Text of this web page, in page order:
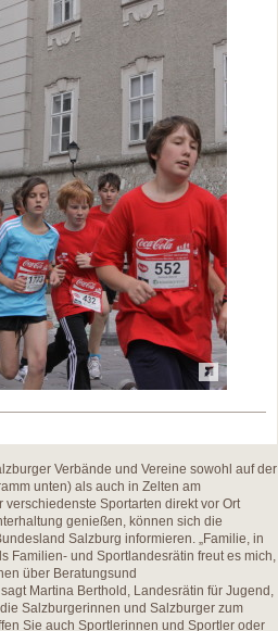
Verbände und Vereine sowohl auf der
unten) als auch in Zelten am
Sportarten direkt vor Ort
genießen, können sich die
Salzburg informieren. „Familie, in
Familien- und Sportlandesrätin freut es mich,
über Beratungsund
Martina Berthold, Landesrätin für Jugend,
Salzburgerinnen und Salzburger zum
Sie auch Sportlerinnen und Sportler oder